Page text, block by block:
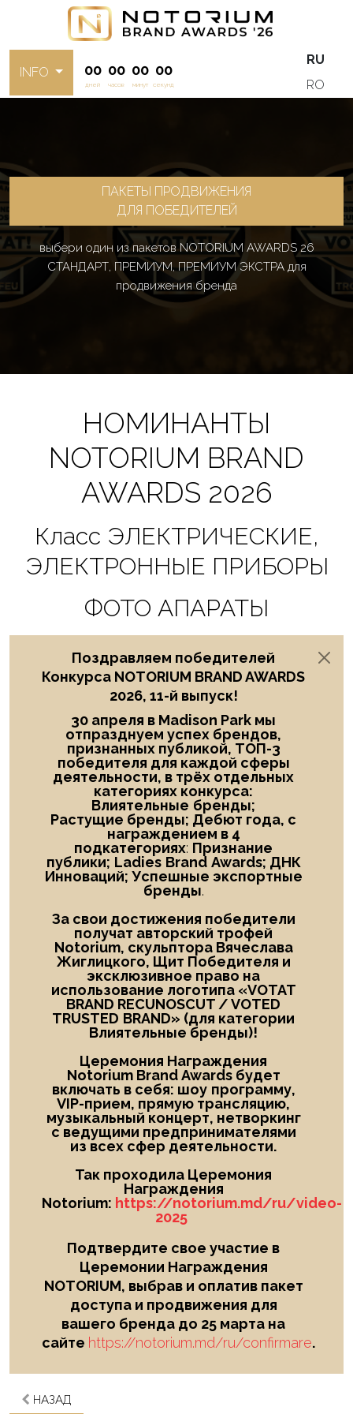
INFO 00
дней
00
часов
00
минут
00
секунд
RU
RO
ПАКЕТЫ ПРОДВИЖЕНИЯ
ДЛЯ ПОБЕДИТЕЛЕЙ
выбери один из пакетов NOTORIUM AWARDS 26
СТАНДАРТ, ПРЕМИУМ, ПРЕМИУМ ЭКСТРА для
продвижения бренда
НОМИНАНТЫ
NOTORIUM BRAND
AWARDS 2026
Класс ЭЛЕКТРИЧЕСКИЕ,
ЭЛЕКТРОННЫЕ ПРИБОРЫ
ФОТО АПАРАТЫ
Поздравляем победителей
Конкурса NOTORIUM BRAND AWARDS
2026, 11-й выпуск!
30 апреля в Madison Park мы
отпразднуем успех брендов,
признанных публикой, ТОП-3
победителя для каждой сферы
деятельности, в трёх отдельных
категориях конкурса:
Влиятельные бренды;
Растущие бренды; Дебют года, с
награждением в 4
подкатегориях: Признание
публики; Ladies Brand Awards; ДНК
Инноваций; Успешные экспортные
бренды.
За свои достижения победители
получат авторский трофей
Notorium, скульптора Вячеслава
Жиглицкого, Щит Победителя и
эксклюзивное право на
использование логотипа «VOTAT
BRAND RECUNOSCUT /VOTED
TRUSTED BRAND» (для категории
Влиятельные бренды)!
Церемония Награждения
Notorium Brand Awards будет
включать в себя: шоу программу,
VIP-прием, прямую трансляцию,
музыкальный концерт, нетворкинг
с ведущими предпринимателями
из всех сфер деятельности.
Так проходила Церемония
Награждения
Notorium: https://notorium.md/ru/video-
2025
Подтвердите свое участие в
Церемонии Награждения
NOTORIUM, выбрав и оплатив пакет
доступа и продвижения для
вашего бренда до 25 марта на
сайте https://notorium.md/ru/confirmare.
НАЗАД